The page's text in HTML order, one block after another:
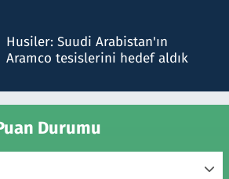
Husiler: Suudi Arabistan'ın
Aramco tesislerini hedef aldık
Durumu